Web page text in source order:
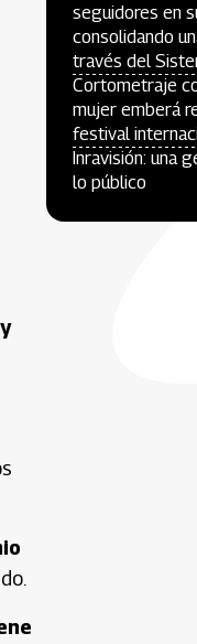
seguidores en
consolidando
través del
Cortometraje
mujer emberá
festival
Inravisión: una
lo público